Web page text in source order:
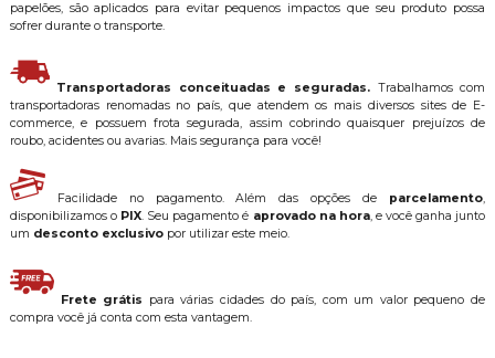
papelões, são aplicados para evitar pequenos impactos que seu produto possa
sofrer durante o transporte.
Transportadoras conceituadas e seguradas. Trabalhamos com
transportadoras renomadas no país, que atendem os mais diversos sites de E-
commerce, e possuem frota segurada, assim cobrindo quaisquer prejuízos de
roubo, acidentes ou avarias. Mais segurança para você!
Facilidade no pagamento. Além das opções de parcelamento,
disponibilizamos o PIX. Seu pagamento é aprovado na hora, e você ganha junto
um desconto exclusivopor utilizar este meio.
Frete grátis para várias cidades do país, com um valor pequeno de
compra você já conta com esta vantagem.